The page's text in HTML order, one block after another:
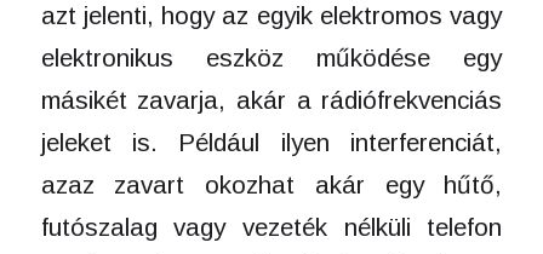
azt jelenti, hogy az egyik elektromos vagy
elektronikus eszköz működése egy
másikét zavarja, akár a rádiófrekvenciás
jeleket is. Például ilyen interferenciát,
azaz zavart okozhat akár egy hűtő,
futószalag vagy vezeték nélküli telefon